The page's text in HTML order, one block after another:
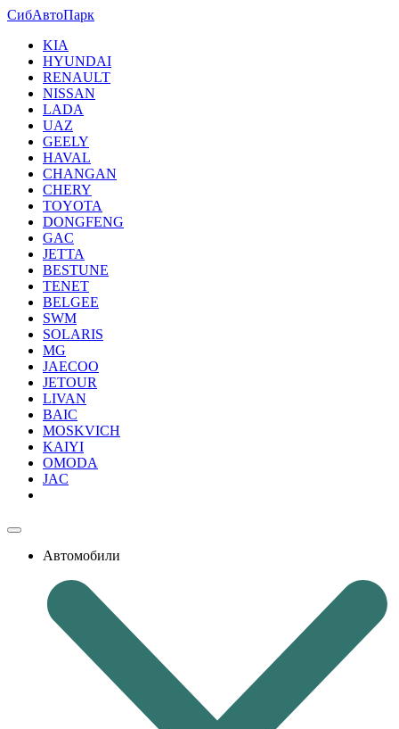
СибАвтоПарк
KIA
HYUNDAI
RENAULT
NISSAN
LADA
UAZ
GEELY
HAVAL
CHANGAN
CHERY
TOYOTA
DONGFENG
GAC
JETTA
BESTUNE
TENET
BELGEE
SWM
SOLARIS
MG
JAECOO
JETOUR
LIVAN
BAIC
MOSKVICH
KAIYI
OMODA
JAC
Автомобили